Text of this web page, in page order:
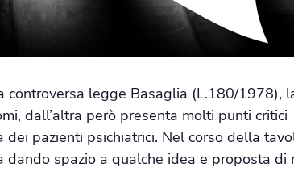
legge Basaglia (L.180/1978),
dall’altra però presenta molti punti critici
dei pazienti psichiatrici. Nel corso della
spazio a qualche idea e proposta di